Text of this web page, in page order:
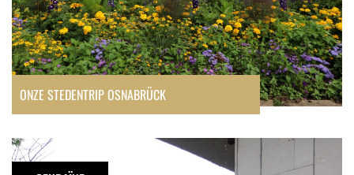
ONZE STEDENTRIP OSNABRÜCK
Tweedaagse